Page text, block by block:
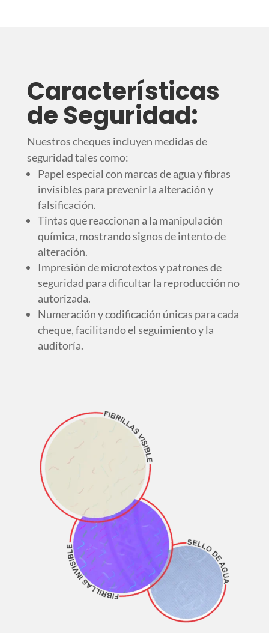
Características
de Seguridad:
Nuestros cheques incluyen medidas de
seguridad tales como:
Papel especial con marcas de agua y fibras
invisibles para prevenir la alteración y
falsificación.
Tintas que reaccionan a la manipulación
química, mostrando signos de intento de
alteración.
Impresión de microtextos y patrones de
seguridad para dificultar la reproducción no
autorizada.
Numeración y codificación únicas para cada
cheque, facilitando el seguimiento y la
auditoría.